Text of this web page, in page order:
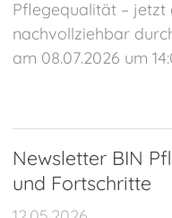
Downloads
News
Veranstaltungen
Pflegequalität – jetzt
nachvollziehbar
am 08.07.2026 um
Newsletter BIN
und Fortschritte